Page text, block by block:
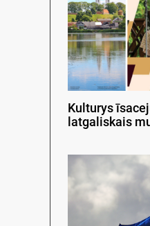
Kulturys
latgaliskais